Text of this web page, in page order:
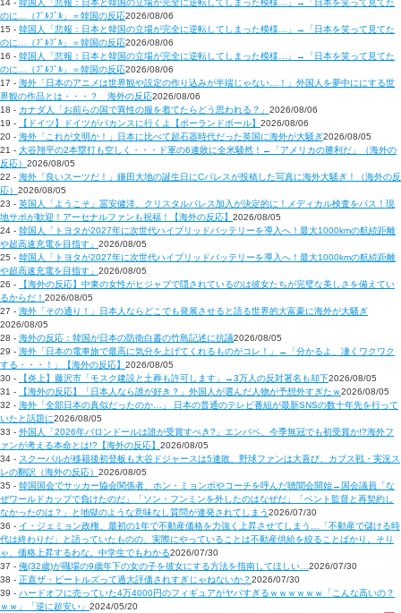
14 - 韓国人「悲報：日本と韓国の立場が完全に逆転してしまった模様…」→「日本を笑って見てた
のに…（ﾌﾞﾙﾌﾞﾙ」＝韓国の反応2026/08/06
15 - 韓国人「悲報：日本と韓国の立場が完全に逆転してしまった模様…」→「日本を笑って見てた
のに…（ﾌﾞﾙﾌﾞﾙ」＝韓国の反応2026/08/06
16 - 韓国人「悲報：日本と韓国の立場が完全に逆転してしまった模様…」→「日本を笑って見てた
のに…（ﾌﾞﾙﾌﾞﾙ」＝韓国の反応2026/08/06
17 - 海外「日本のアニメは世界観や設定の作り込みが半端じゃない…！」外国人を夢中ににする世
界観の作品とは・・・？ 海外の反応2026/08/06
18 - カナダ人「お前らの国で異性の服を着てたらどう思われる？」 2026/08/06
19 -
【ドイツ】ドイツがバカンスに行くよ【ポーランドボール】 2026/08/06
20 - 海外「これが文明か！」日本に比べて超石器時代だった英国に海外が大騒ぎ2026/08/05
21 - 大谷翔平の2本塁打も空しく・・・ド軍の6連敗に全米騒然！←「アメリカの勝利だ」（海外の
反応） 2026/08/05
22 - 海外「良いスーツだ！」鎌田大地の誕生日にCパレスが投稿した写真に海外大騒ぎ！（海外の反
応） 2026/08/05
23 - 英国人「ようこそ」冨安健洋、クリスタルパレス加入が決定的に！メディカル検査をパス！現
地サポが歓迎！アーセナルファンも祝福！【海外の反応】 2026/08/05
24 - 韓国人「トヨタが2027年に次世代ハイブリッドバッテリーを導入へ！最大1000kmの航続距離
や超高速充電を目指す」 2026/08/05
25 - 韓国人「トヨタが2027年に次世代ハイブリッドバッテリーを導入へ！最大1000kmの航続距離
や超高速充電を目指す」 2026/08/05
26 -
【海外の反応】中東の女性がヒジャブで隠されているのは彼女たちが完璧な美しさを備えてい
るからだ！ 2026/08/05
27 - 海外「その通り！」日本人ならどこでも発展させると語る世界的大富豪に海外が大騒ぎ
2026/08/05
28 - 海外の反応：韓国が日本の防衛白書の竹島記述に抗議2026/08/05
29 - 海外「日本の電車旅で最高に気分を上げてくれるものがコレ！」→「分かるよ、凄くワクワク
する・・・！」【海外の反応】 2026/08/05
30 -
【炎上】藤沢市「モスク建設と土葬も許可します」→3万人の反対署名も却下2026/08/05
31 -
【海外の反応】「日本人なら誰が好き？」外国人が選んだ人物が予想外すぎたｗ2026/08/05
32 - 海外「全部日本の真似だったのか…」 日本の普通のテレビ番組が最新SNSの数十年先を行って
いたと話題に2026/08/05
33 - 外国人「2026年バロンドールは誰が受賞すべき?」エンバペ、今季無冠でも初受賞か!?海外フ
ァンが考える本命とは!?【海外の反応】 2026/08/05
34 - スクーバルが移籍後初登板も大谷ドジャースは5連敗、野球ファンは大喜び、カブス戦・実況ス
レの翻訳（海外の反応） 2026/08/05
35 - 韓国国会でサッカー協会関係者、ホン・ミョンボやコーチを呼んだ聴聞会開始→国会議員「な
ぜワールドカップで負けたのだ」「ソン・フンミンを外したのはなぜだ」「ベント監督と再契約し
なかったのは？」と地獄のような意味なし質問が連発されてしまう2026/07/30
36 - イ・ジェミョン政権、最初の1年で不動産価格を力強く上昇させてしまう…「不動産で儲ける時
代は終わりだ」と語っていたものの、実際にやっていることは不動産供給を絞ることばかり。そり
ゃ、価格上昇するわな。中学生でもわかる2026/07/30
37 - 俺(32歳)が職場の9歳年下の女の子を彼女にする方法を指南してほしい…2026/07/30
38 - 正直ザ・ビートルズって過大評価されすぎじゃねないか？2026/07/30
39 - ハードオフに売っていた4万4000円のフィギュアがヤバすぎるｗｗｗｗｗｗ「こんな高いの？
ｗｗ」「逆に超安い」 2024/05/20